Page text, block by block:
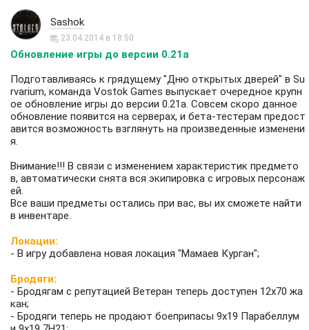
Sashok
23.04.2014 в 18:50
Обновление игры до версии 0.21a
Подготавливаясь к грядущему "Дню открытых дверей" в Su
rvarium, команда Vostok Games выпускает очередное крупн
ое обновление игры до версии 0.21a. Совсем скоро данное
обновление появится на серверах, и бета-тестерам предост
авится возможность взглянуть на произведенные изменени
я.
Внимание!!! В связи с изменением характеристик предмето
в, автоматически снята вся экипировка с игровых персонаж
ей.
Все ваши предметы остались при вас, вы их сможете найти
в инвентаре.
Локации:
- В игру добавлена новая локация "Мамаев Курган";
Бродяги:
- Бродягам с репутацией Ветеран теперь доступен 12х70 жа
кан;
- Бродяги теперь не продают боеприпасы 9х19 Парабеллум